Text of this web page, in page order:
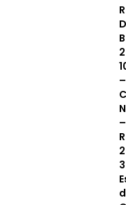
–
–